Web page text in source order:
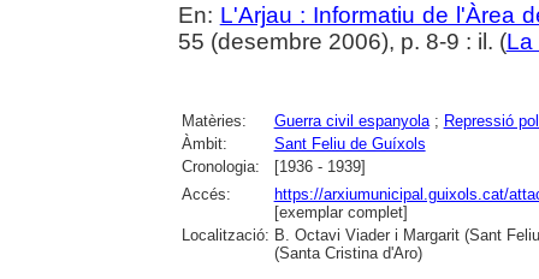
En: L'Arjau : Informatiu de l'Àrea
55 (desembre 2006), p. 8-9 : il. (La
Matèries: Guerra civil espanyola; Repressió
Àmbit:
Sant Feliu de Guíxols
Cronologia:
[1936 - 1939]
Accés:
https://arxiumunicipal.guixols.cat/
[exemplar complet]
Localització: B. Octavi Viader i Margarit (Sant
(Santa Cristina d'Aro)